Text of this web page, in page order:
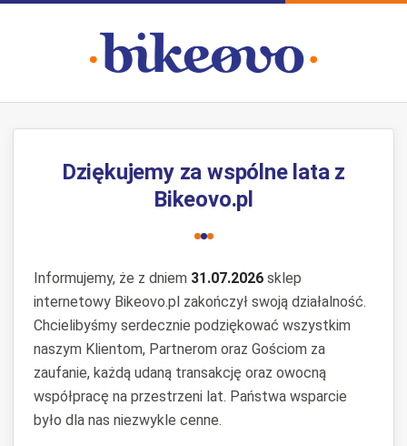
Dziękujemy za wspólne lata z
Bikeovo.pl
Informujemy, że z dniem 31.07.2026 sklep
internetowy Bikeovo.pl zakończył swoją działalność.
Chcielibyśmy serdecznie podziękować wszystkim
naszym Klientom, Partnerom oraz Gościom za
zaufanie, każdą udaną transakcję oraz owocną
współpracę na przestrzeni lat. Państwa wsparcie
było dla nas niezwykle cenne.